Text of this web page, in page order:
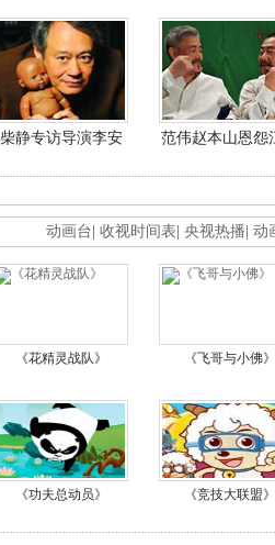
柴静专访导演李安 范伟赵本山恩怨
动画台 收视时间表 央视热播 动
《花精灵战队》 《飞哥与小佛》
《功夫总动员》 《竞技大联盟》